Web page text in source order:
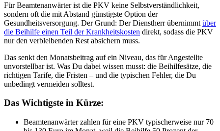
Für Beamtenanwärter ist die PKV keine Selbstverständlichkeit,
sondern oft die mit Abstand günstigste Option der
Gesundheitsversorgung. Der Grund: Der Dienstherr übernimmt über
die Beihilfe einen Teil der Krankheitskosten direkt, sodass die PKV
nur den verbleibenden Rest absichern muss.
Das senkt den Monatsbeitrag auf ein Niveau, das für Angestellte
unvorstellbar ist. Was Du dabei wissen musst: die Beihilfesätze, die
richtigen Tarife, die Fristen – und die typischen Fehler, die Du
unbedingt vermeiden solltest.
Das Wichtigste in Kürze:
Beamtenanwärter zahlen für eine PKV typischerweise nur 70